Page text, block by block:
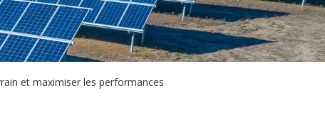
et maximiser les performances